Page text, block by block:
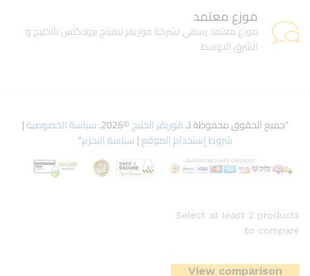
موزع معتمد
موزع معتمد رسمي لشركة فوريفر ليفينج برودكتس بالخليج و
الشرق الاوسط
"جميع الحقوق محفوظة لـفوريفر الخليج©2026. سياسة الخصوصية|
شروط إستخدام الموقع|سياسة التحرير."
Select at least 2 products
to compare
View comparison